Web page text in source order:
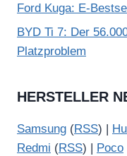
Ford Kuga: E-
BYD Ti 7: Der
Platzproblem
HERSTELLER
Samsung (RSS) |
Redmi (RSS) | Poco